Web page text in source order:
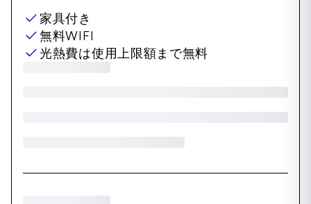
家具付き
無料WIFI
光熱費は使用上限額まで無料